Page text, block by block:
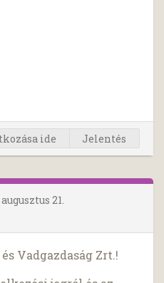
ide Jelentés
21.
Vadgazdaság Zrt.!